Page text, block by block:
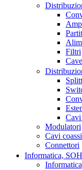
Filtri
Cavi
Modulatori
Cavi
Connettori
Informatica,